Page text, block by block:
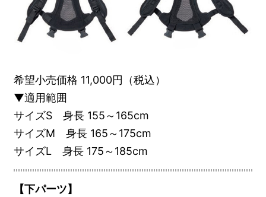
希望小売価格 11,000円（税込）
▼適用範囲
サイズS 身長 155～165cm
サイズM 身長 165～175cm
サイズL 身長 175～185cm
【下パーツ】